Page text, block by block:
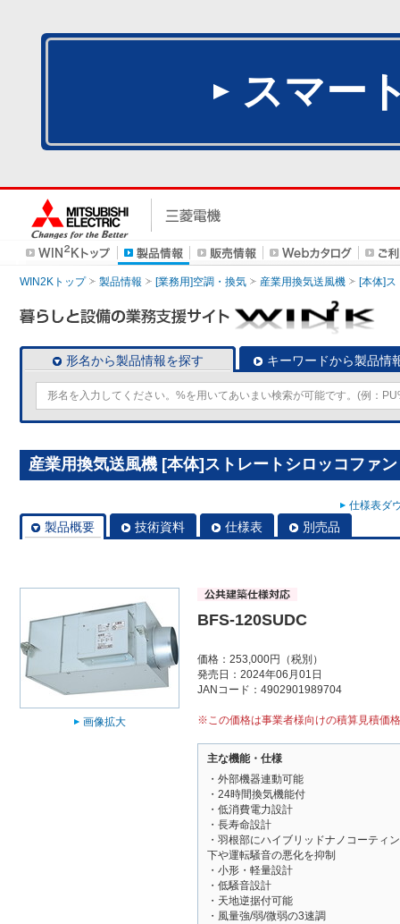
スマー
WIN2Kトップ 製品情報 [業務用]空調・換気 産業用換気送風機 [本体]
形名から製品情報を探す キーワードから製品情
産業用換気送風機 [本体]ストレートシロッコファ
仕様表ダ
製品概要 技術資料 仕様表 別売品
画像拡大
BFS-120SUDC
価格：253,000円（税別）
発売日：2024年06月01日
JANコード：4902901989704
※この価格は事業者様向けの積算見積価
主な機能・仕様
・外部機器連動可能
・24時間換気機能付
・低消費電力設計
・長寿命設計
・羽根部にハイブリッドナノコーティ
下や運転騒音の悪化を抑制
・小形・軽量設計
・低騒音設計
・天地逆据付可能
・風量強/弱/微弱の3速調